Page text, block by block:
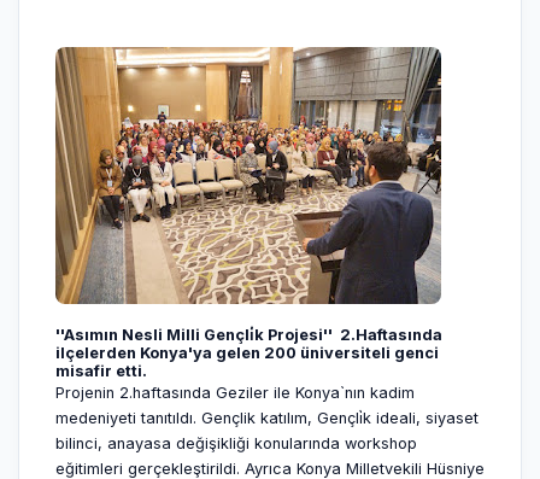
​''Asımın Nesli Milli Gençli̇k Projesi'' 2.Haftasında
ilçelerden Konya'ya gelen 200 üniversiteli genci
misafir etti.
Projenin 2.haftasında Geziler ile Konya`nın kadim
medeniyeti tanıtıldı. Gençlik katılım, Gençli̇k ideali, siyaset
bilinci, anayasa değişikliği konularında workshop
eğitimleri gerçekleştirildi. Ayrıca Konya Milletvekili Hüsniye